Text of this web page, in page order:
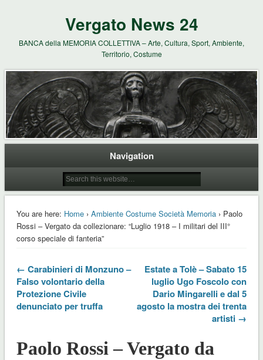
Vergato News 24
BANCA della MEMORIA COLLETTIVA – Arte, Cultura, Sport, Ambiente,
Territorio, Costume
Navigation
You are here: Home› Ambiente Costume Società Memoria› Paolo
Rossi – Vergato da collezionare: “Luglio 1918 – I militari del III°
corso speciale di fanteria”
← Carabinieri di Monzuno –
Falso volontario della
Protezione Civile
denunciato per truffa
Estate a Tolè – Sabato 15
luglio Ugo Foscolo con
Dario Mingarelli e dal 5
agosto la mostra dei trenta
artisti →
Paolo Rossi – Vergato da